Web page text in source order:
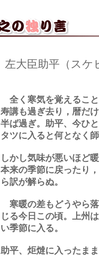
左大臣助平（スケ
全く寒気を覚えるこ
寿講も過ぎ去り，暦だ
半ば過ぎ。助平、今ひ
タツに入ると何となく
しかし気味が悪いほど
本来の季節に戻ったり
ら訳が解らぬ。
寒暖の差もどうやら
じる今日この頃。上州
い季節に入る。
助平、炬燵に入ったま